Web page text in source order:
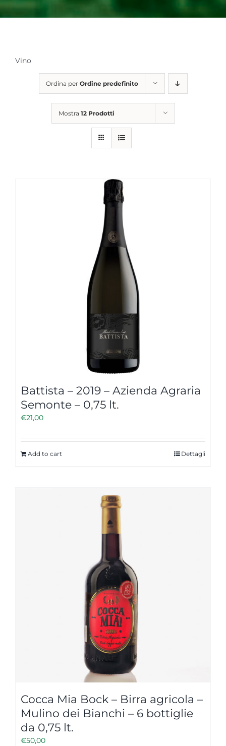
Vino
Ordina per Ordine predefinito
Mostra 12 Prodotti
Battista – 2019 – Azienda Agraria
Semonte – 0,75 lt.
€21,00
Add to cart Dettagli
Cocca Mia Bock – Birra agricola –
Mulino dei Bianchi – 6 bottiglie
da 0,75 lt.
€50,00